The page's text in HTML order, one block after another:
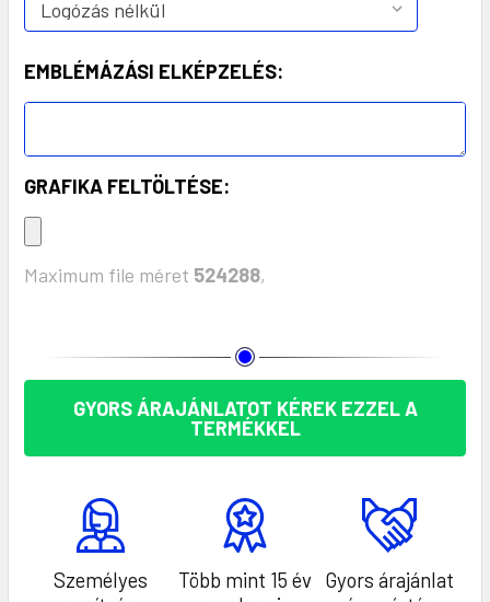
EMBLÉMÁZÁSI ELKÉPZELÉS:
GRAFIKA FELTÖLTÉSE:
Maximum file méret 524288,
GYORS ÁRAJÁNLATOT KÉREK EZZEL A
TERMÉKKEL
Személyes
Több mint 15 év Gyors árajánlat